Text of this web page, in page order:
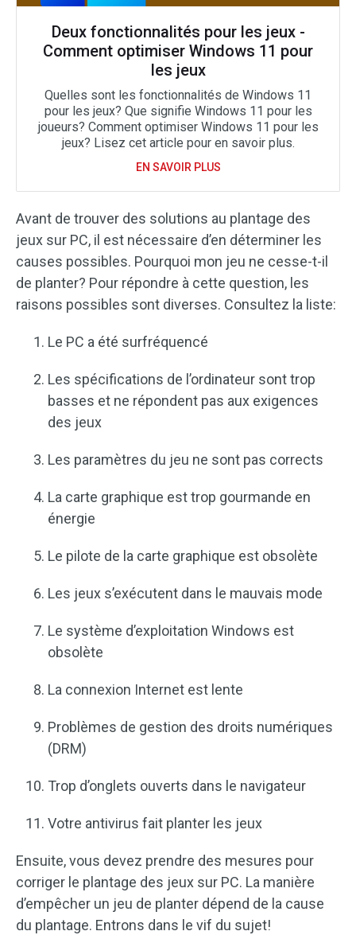
Deux fonctionnalités pour les jeux -
Comment optimiser Windows 11 pour
les jeux
Quelles sont les fonctionnalités de Windows 11
pour les jeux? Que signifie Windows 11 pour les
joueurs? Comment optimiser Windows 11 pour les
jeux? Lisez cet article pour en savoir plus.
EN SAVOIR PLUS
Avant de trouver des solutions au plantage des
jeux sur PC, il est nécessaire d’en déterminer les
causes possibles. Pourquoi mon jeu ne cesse-t-il
de planter? Pour répondre à cette question, les
raisons possibles sont diverses. Consultez la liste:
Le PC a été surfréquencé
Les spécifications de l’ordinateur sont trop
basses et ne répondent pas aux exigences
des jeux
Les paramètres du jeu ne sont pas corrects
La carte graphique est trop gourmande en
énergie
Le pilote de la carte graphique est obsolète
Les jeux s’exécutent dans le mauvais mode
Le système d’exploitation Windows est
obsolète
La connexion Internet est lente
Problèmes de gestion des droits numériques
(DRM)
Trop d’onglets ouverts dans le navigateur
Votre antivirus fait planter les jeux
Ensuite, vous devez prendre des mesures pour
corriger le plantage des jeux sur PC. La manière
d’empêcher un jeu de planter dépend de la cause
du plantage. Entrons dans le vif du sujet!